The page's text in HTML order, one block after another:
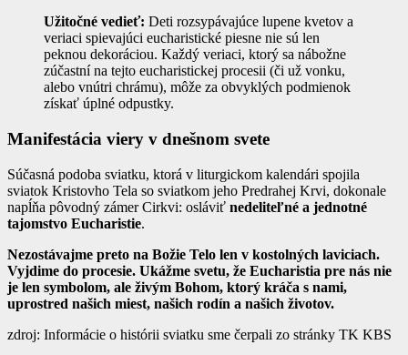
Užitočné vedieť: Deti rozsypávajúce lupene kvetov a
veriaci spievajúci eucharistické piesne nie sú len
peknou dekoráciou. Každý veriaci, ktorý sa nábožne
zúčastní na tejto eucharistickej procesii (či už vonku,
alebo vnútri chrámu), môže za obvyklých podmienok
získať úplné odpustky.
Manifestácia viery v dnešnom svete
Súčasná podoba sviatku, ktorá v liturgickom kalendári spojila
sviatok Kristovho Tela so sviatkom jeho Predrahej Krvi, dokonale
napĺňa pôvodný zámer Cirkvi: osláviť nedeliteľné a jednotné
tajomstvo Eucharistie.
Nezostávajme preto na Božie Telo len v kostolných laviciach.
Vyjdime do procesie. Ukážme svetu, že Eucharistia pre nás nie
je len symbolom, ale živým Bohom, ktorý kráča s nami,
uprostred našich miest, našich rodín a našich životov.
zdroj: Informácie o histórii sviatku sme čerpali zo stránky TK KBS